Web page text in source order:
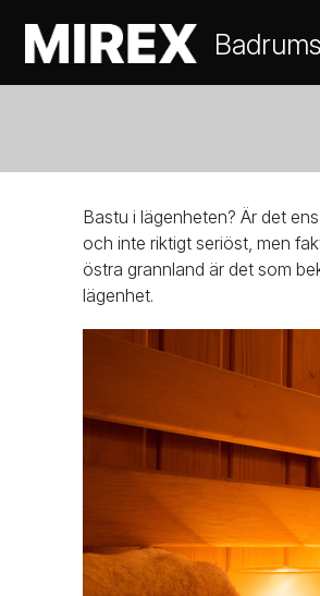
Bastu i lägenheten? Är det
och inte riktigt seriöst, men
östra grannland är det som
lägenhet.